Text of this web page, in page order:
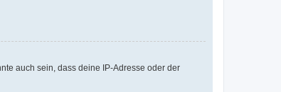
auch sein, dass deine IP-Adresse oder der